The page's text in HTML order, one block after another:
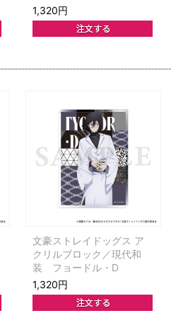
1,320円
文豪ストレイドッグス ア
クリルブロック／現代和
装 フョードル・D
1,320円